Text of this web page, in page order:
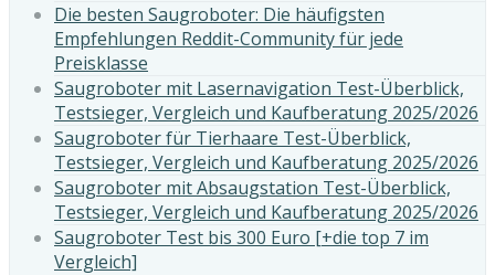
Die besten Saugroboter: Die häufigsten
Empfehlungen Reddit-Community für jede
Preisklasse
Saugroboter mit Lasernavigation Test-Überblick,
Testsieger, Vergleich und Kaufberatung 2025/2026
Saugroboter für Tierhaare Test-Überblick,
Testsieger, Vergleich und Kaufberatung 2025/2026
Saugroboter mit Absaugstation Test-Überblick,
Testsieger, Vergleich und Kaufberatung 2025/2026
Saugroboter Test bis 300 Euro [+die top 7 im
Vergleich]